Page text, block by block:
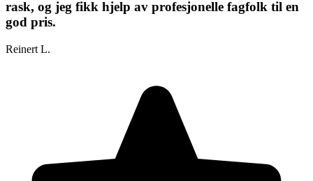
rask, og jeg fikk hjelp av profesjonelle fagfolk til en
god pris.
Reinert L.